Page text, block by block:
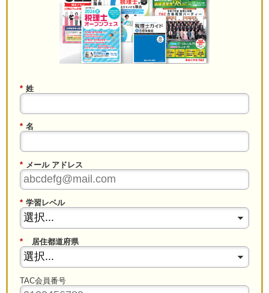
* 姓
* 名
* メール アドレス
* 学習レベル
* 居住都道府県
TAC会員番号